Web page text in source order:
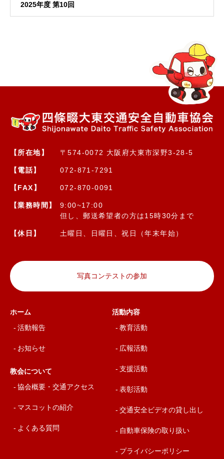
2025年度 第10回
【所在地】 〒574-0072 大阪府大東市深野3-28-5
【電話】 072-871-7291
【FAX】 072-870-0091
【業務時間】
9:00~17:00
但し、郵送希望者の方は15時30分まで
【休日】 土曜日、日曜日、祝日（年末年始）
写真コンテストの参加
ホーム
活動報告
お知らせ
教会について
協会概要・交通アクセス
マスコットの紹介
よくある質問
活動内容
教育活動
広報活動
支援活動
表彰活動
交通安全ビデオの貸し出し
自動車保険の取り扱い
プライバシーポリシー